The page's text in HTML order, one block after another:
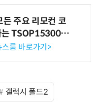
든 주요 리모컨 코
TSOP15300 시
신기 출시
룸 바로가기>
갤럭시 폴드2